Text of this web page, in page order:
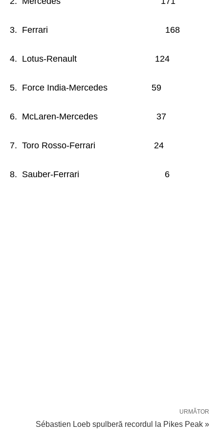
3. Ferrari 168
4. Lotus-Renault 124
5. Force India-Mercedes 59
6. McLaren-Mercedes 37
7. Toro Rosso-Ferrari 24
8. Sauber-Ferrari 6
URMĂTOR
Sébastien Loeb spulberă recordul la Pikes Peak »